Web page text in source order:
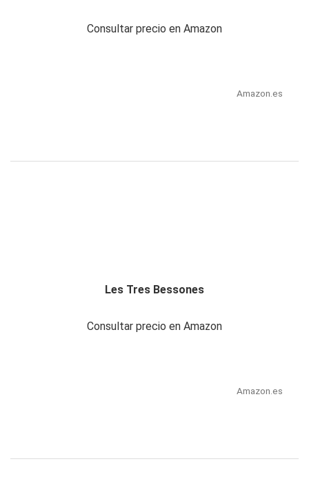
Consultar precio en Amazon
Amazon.es
Les Tres Bessones
Consultar precio en Amazon
Amazon.es